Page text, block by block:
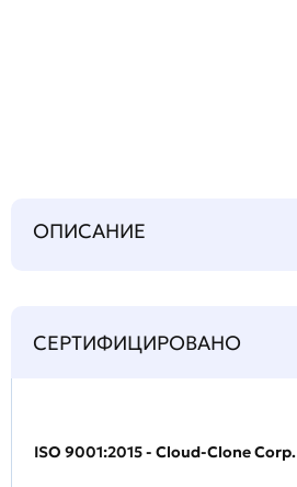
ОПИСАНИЕ
СЕРТИФИЦИРОВАНО
ISO 9001:2015 - Cloud-Clone Corp.